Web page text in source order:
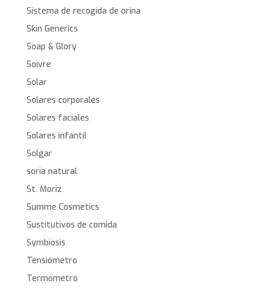
Sistema de recogida de orina
Skin Generics
Soap & Glory
Soivre
Solar
Solares corporales
Solares faciales
Solares infantil
Solgar
soria natural
St. Moriz
Summe Cosmetics
Sustitutivos de comida
Symbiosis
Tensiómetro
Termómetro